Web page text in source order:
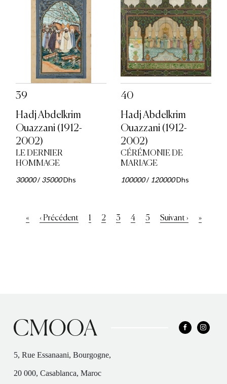
39
Hadj Abdelkrim
Ouazzani (1912-
2002)
LE DERNIER
HOMMAGE
30000/35000Dhs
40
Hadj Abdelkrim
Ouazzani (1912-
2002)
CÉRÉMONIE DE
MARIAGE
100000/ 120000Dhs
Pagination
Première
«
Page
‹ Précédent Page
1
Page
2 Page
3 Page
4 Page
5
Page
Suivant ›
Dernière
»
5, Rue Essanaani, Bourgogne,
20 000, Casablanca, Maroc